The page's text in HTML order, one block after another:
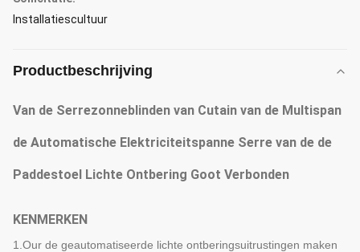
Installatiescultuur
Productbeschrijving
Van de Serrezonneblinden van Cutain van de Multispan
de Automatische Elektriciteitspanne Serre van de de
Paddestoel Lichte Ontbering Goot Verbonden
KENMERKEN
1.Our de geautomatiseerde lichte ontberingsuitrustingen maken